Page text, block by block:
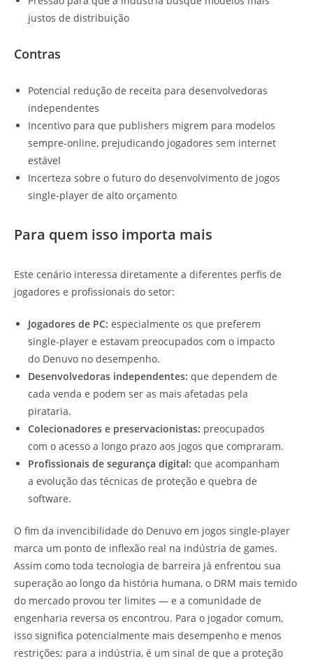
justos de distribuição
Contras
Potencial redução de receita para desenvolvedoras
independentes
Incentivo para que publishers migrem para modelos
sempre-online, prejudicando jogadores sem internet
estável
Incerteza sobre o futuro do desenvolvimento de jogos
single-player de alto orçamento
Para quem isso importa mais
Este cenário interessa diretamente a diferentes perfis de
jogadores e profissionais do setor:
Jogadores de PC: especialmente os que preferem
single-player e estavam preocupados com o impacto
do Denuvo no desempenho.
Desenvolvedoras independentes: que dependem de
cada venda e podem ser as mais afetadas pela
pirataria.
Colecionadores e preservacionistas: preocupados
com o acesso a longo prazo aos jogos que compraram.
Profissionais de segurança digital: que acompanham
a evolução das técnicas de proteção e quebra de
software.
O fim da invencibilidade do Denuvo em jogos single-player
marca um ponto de inflexão real na indústria de games.
Assim como toda tecnologia de barreira já enfrentou sua
superação ao longo da história humana, o DRM mais temido
do mercado provou ter limites — e a comunidade de
engenharia reversa os encontrou. Para o jogador comum,
isso significa potencialmente mais desempenho e menos
restrições; para a indústria, é um sinal de que a proteção